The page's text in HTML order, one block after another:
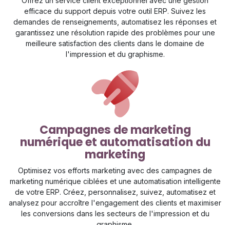
efficace du support depuis votre outil ERP. Suivez les
demandes de renseignements, automatisez les réponses et
garantissez une résolution rapide des problèmes pour une
meilleure satisfaction des clients dans le domaine de
l'impression et du graphisme.
Campagnes de marketing
numérique et automatisation du
marketing
Optimisez vos efforts marketing avec des campagnes de
marketing numérique ciblées et une automatisation intelligente
de votre ERP. Créez, personnalisez, suivez, automatisez et
analysez pour accroître l'engagement des clients et maximiser
les conversions dans les secteurs de l'impression et du